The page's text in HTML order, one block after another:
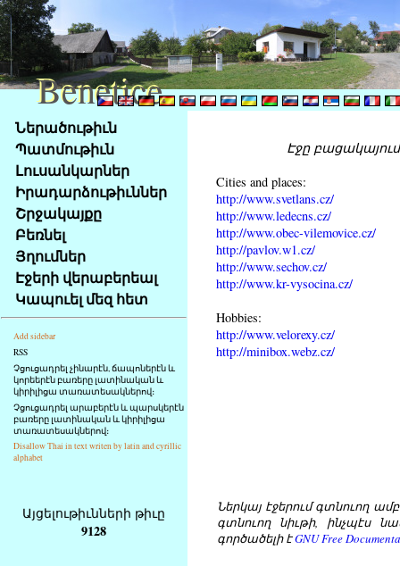
Na
obsah
stránky
Klávesové
zkratky
tomto
webu
základní
Hlavní
strana
Ներածութիւն
Պատմութիւն
Լուսանկարներ
Իրադարձութիւններ
Շրջակայքը
Բեռնել
Յղումներ
Էջերի վերաբերեալ
Կապուել մեզ հետ
Add sidebar
RSS
Չցուցադրել չինարէն, ճապոներէն և
կորեերէն բառերը լատինական և
կիրիլիցա տառատեսակներով։
Չցուցադրել արաբերէն և պարսկերէն
բառերը լատինական և կիրիլիցա
տառատեսակներով։
Disallow Thai in text writen by latin and cyrillic
alphabet
Էջը
Cities and places:
http://www.svetlans.cz/
http://www.ledecns.cz/
http://www.obec-vilemovice.cz/
http://pavlov.w1.cz/
http://www.sechov.cz/
http://www.kr-vysocina.cz/
Hobbies:
http://www.velorexy.cz/
http://minibox.webz.cz/
Այցելութիւնների թիւը
9128
Ներկայ էջերում գտնուող
գտնուող նիւթի, ինչպէս
գործածելի էGNU Free
Benetice
Benetice